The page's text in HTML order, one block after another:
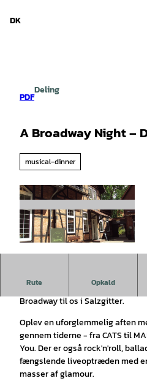
DK
PDF
Deling
A Broadway Night –
musical-dinner
Rute Opkald
En aften fuld af glamour, musik
Broadway til os i Salzgitter.
Oplev en uforglemmelig aften
gennem tiderne - fra CATS til
You. Der er også rock'n'roll,
fængslende liveoptræden med
masser af glamour.